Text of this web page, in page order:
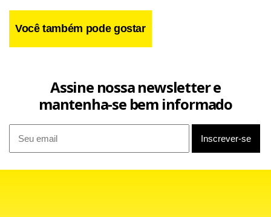
Para sua estréia no Santa Cruz, Fito Neves deverá contar
com o retorno do zagueiro Adriano, recuperado de uma
Você também pode gostar
Assine nossa newsletter e
mantenha-se bem informado